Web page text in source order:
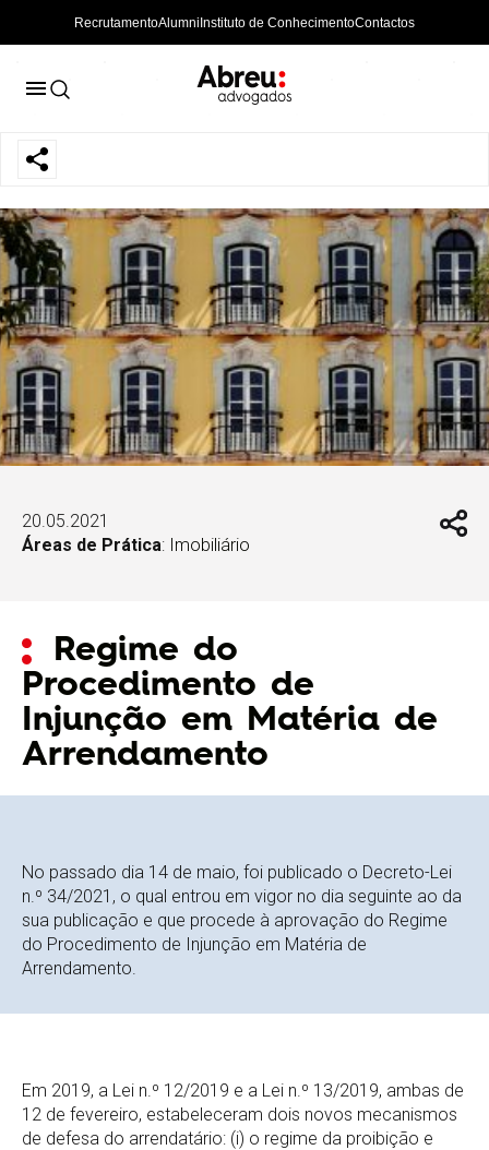
RecrutamentoAlumni Instituto de ConhecimentoContactos
20.05.2021
Áreas de Prática: Imobiliário
Regime do
Procedimento de
Injunção em Matéria de
Arrendamento
No passado dia 14 de maio, foi publicado o Decreto-Lei
n.º 34/2021, o qual entrou em vigor no dia seguinte ao da
sua publicação e que procede à aprovação do Regime
do Procedimento de Injunção em Matéria de
Arrendamento.
Em 2019, a Lei n.º 12/2019 e a Lei n.º 13/2019, ambas de
12 de fevereiro, estabeleceram dois novos mecanismos
de defesa do arrendatário: (i) o regime da proibição e